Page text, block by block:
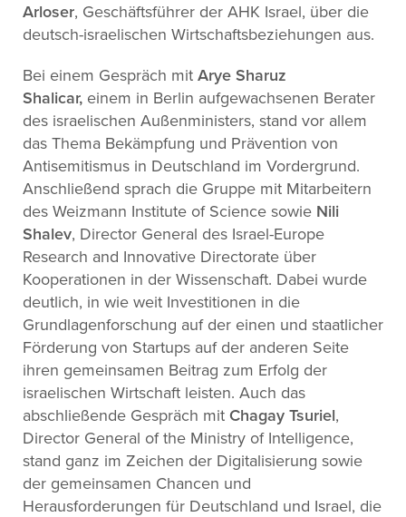
Arloser, Geschäftsführer der AHK Israel, über die
deutsch-israelischen Wirtschaftsbeziehungen aus.
Bei einem Gespräch mit Arye Sharuz
Shalicar, einem in Berlin aufgewachsenen Berater
des israelischen Außenministers, stand vor allem
das Thema Bekämpfung und Prävention von
Antisemitismus in Deutschland im Vordergrund.
Anschließend sprach die Gruppe mit Mitarbeitern
des Weizmann Institute of Science sowie Nili
Shalev, Director General des Israel-Europe
Research and Innovative Directorate über
Kooperationen in der Wissenschaft. Dabei wurde
deutlich, in wie weit Investitionen in die
Grundlagenforschung auf der einen und staatlicher
Förderung von Startups auf der anderen Seite
ihren gemeinsamen Beitrag zum Erfolg der
israelischen Wirtschaft leisten. Auch das
abschließende Gespräch mit Chagay Tsuriel,
Director General of the Ministry of Intelligence,
stand ganz im Zeichen der Digitalisierung sowie
der gemeinsamen Chancen und
Herausforderungen für Deutschland und Israel, die